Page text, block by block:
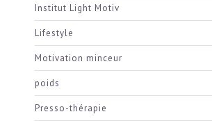
Institut Light Motiv
Lifestyle
Motivation minceur
poids
Presso-thérapie